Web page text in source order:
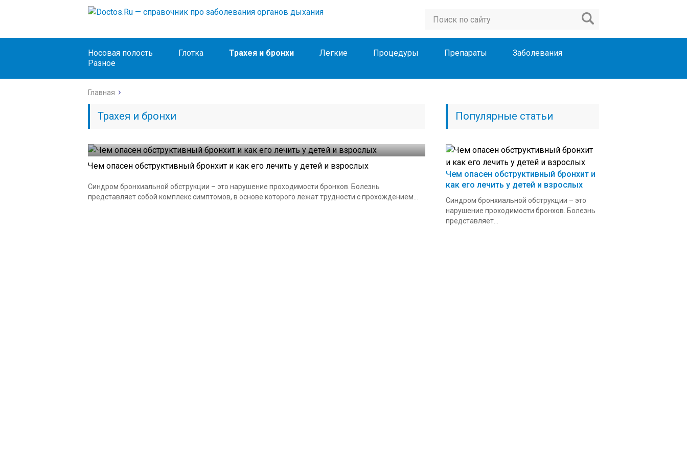
Носовая полость Глотка Трахея и бронхи Легкие Процедуры Препараты
Заболевания
Разное
Главная
Трахея и бронхи
Чем опасен обструктивный бронхит и как его лечить у детей и взрослых
Синдром бронхиальной обструкции – это нарушение проходимости бронхов. Болезнь
представляет собой комплекс симптомов, в основе которого лежат трудности с прохождением...
Популярные статьи
Чем опасен обструктивный бронхит и
как его лечить у детей и взрослых
Синдром бронхиальной обструкции – это
нарушение проходимости бронхов. Болезнь
представляет...